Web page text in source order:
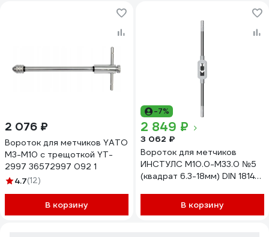
2 076 ₽
Вороток для метчиков YATO
M3-M10 с трещоткой YT-
2997 36572997 092 1
4.7(12)
В корзину
-7%
2 849 ₽
3 062 ₽
Вороток для метчиков
ИНСТУЛС М10.0-М33.0 №5
(квадрат 6.3-18мм) DIN 1814
В корзину